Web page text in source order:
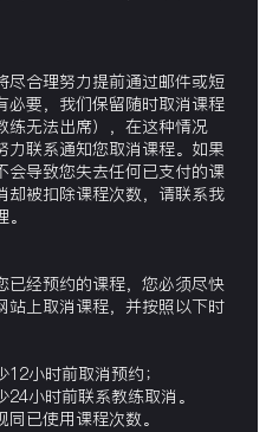
尽合理努力提前通过邮件或短
必要，我们保留随时取消课程
练无法出席），在这种情况
联系通知您取消课程。如果
会导致您失去任何已支付的课
却被扣除课程次数，请联系我
已经预约的课程，您必须尽快
站上取消课程，并按照以下时
小时前取消预约；
小时前联系教练取消。
已使用课程次数。